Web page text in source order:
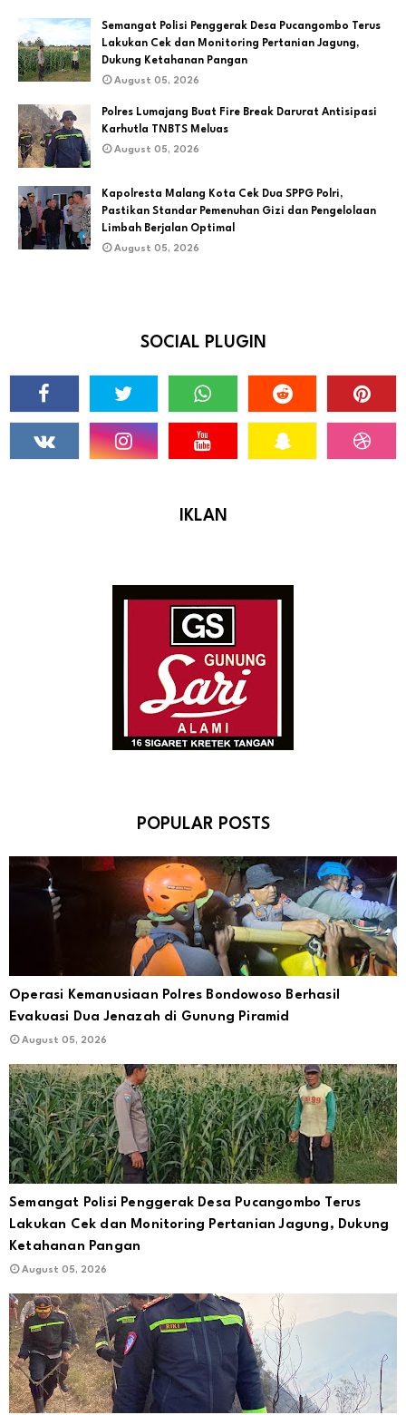
Semangat Polisi Penggerak Desa Pucangombo Terus
Lakukan Cek dan Monitoring Pertanian Jagung,
Dukung Ketahanan Pangan
August 05, 2026
Polres Lumajang Buat Fire Break Darurat Antisipasi
Karhutla TNBTS Meluas
August 05, 2026
Kapolresta Malang Kota Cek Dua SPPG Polri,
Pastikan Standar Pemenuhan Gizi dan Pengelolaan
Limbah Berjalan Optimal
August 05, 2026
SOCIAL PLUGIN
IKLAN
POPULAR POSTS
Operasi Kemanusiaan Polres Bondowoso Berhasil
Evakuasi Dua Jenazah di Gunung Piramid
August 05, 2026
Semangat Polisi Penggerak Desa Pucangombo Terus
Lakukan Cek dan Monitoring Pertanian Jagung, Dukung
Ketahanan Pangan
August 05, 2026